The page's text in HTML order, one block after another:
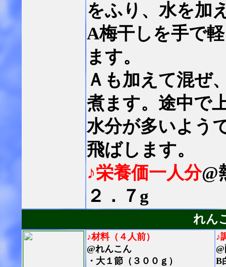
をふり、水を加
A梅干しを手で
ます。
Ａも加えて混ぜ
煮ます。途中で
水分が多いよう
飛ばします。
♪栄養価一人分@
２．７g
れん
♪材料（４人前）
@れんこん
・大１節（３００ｇ）
♪
B